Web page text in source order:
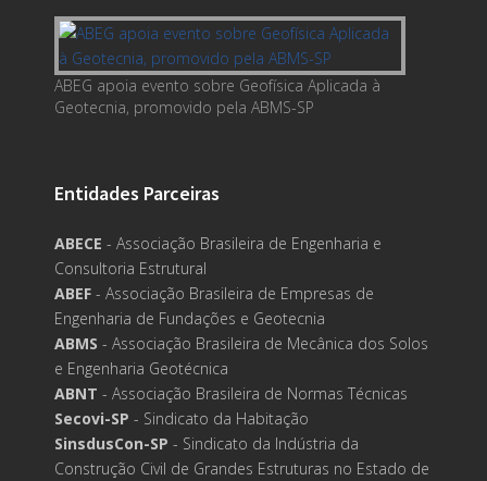
ABEG apoia evento sobre Geofísica Aplicada à
Geotecnia, promovido pela ABMS-SP
Entidades Parceiras
ABECE - Associação Brasileira de Engenharia e
Consultoria Estrutural
ABEF - Associação Brasileira de Empresas de
Engenharia de Fundações e Geotecnia
ABMS - Associação Brasileira de Mecânica dos Solos
e Engenharia Geotécnica
ABNT - Associação Brasileira de Normas Técnicas
Secovi-SP - Sindicato da Habitação
SinsdusCon-SP - Sindicato da Indústria da
Construção Civil de Grandes Estruturas no Estado de